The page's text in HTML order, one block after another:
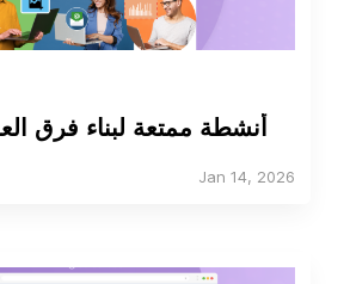
7 أنشطة ممتعة لبناء فرق
Jan 14, 2026